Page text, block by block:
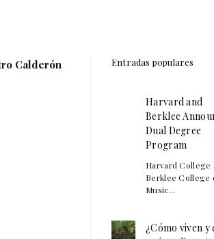
Calderón
Entradas populares
Harvard and
Berklee
Dual Degree
Program
Harvard College
Berklee College
Music...
¿Cómo viven y